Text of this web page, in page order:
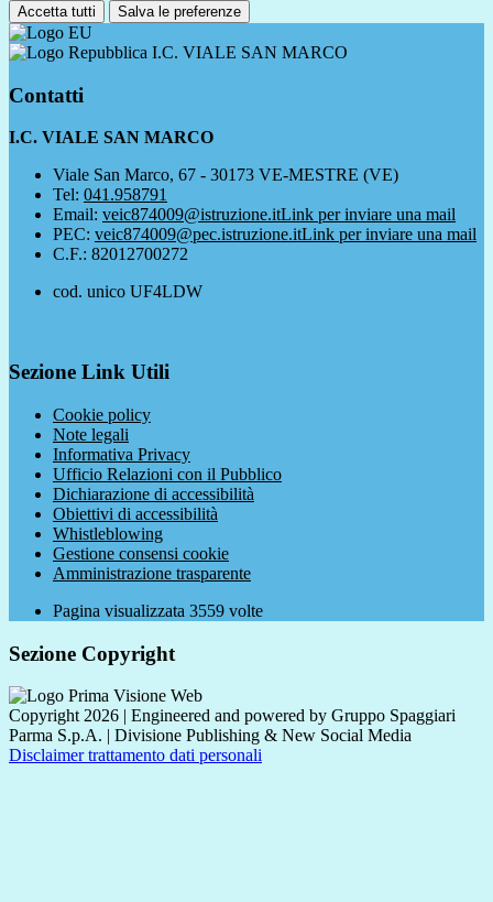
Accetta tutti Salva le preferenze
I.C. VIALE SAN MARCO
Contatti
I.C. VIALE SAN MARCO
Viale San Marco, 67 - 30173 VE-MESTRE (VE)
Tel: 041.958791
Email: veic874009@istruzione.itLink per inviare una mail
PEC: veic874009@pec.istruzione.itLink per inviare una mail
C.F.: 82012700272
cod. unico UF4LDW
Sezione Link Utili
Cookie policy
Note legali
Informativa Privacy
Ufficio Relazioni con il Pubblico
Dichiarazione di accessibilità
Obiettivi di accessibilità
Whistleblowing
Gestione consensi cookie
Amministrazione trasparente
Pagina visualizzata 3559 volte
Sezione Copyright
Copyright 2026 | Engineered and powered by Gruppo Spaggiari
Parma S.p.A. | Divisione Publishing & New Social Media
Disclaimer trattamento dati personali